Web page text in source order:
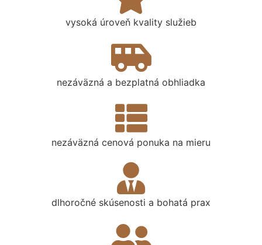
vysoká úroveň kvality služieb
nezáväzná a bezplatná obhliadka
nezáväzná cenová ponuka na mieru
dlhoročné skúsenosti a bohatá prax